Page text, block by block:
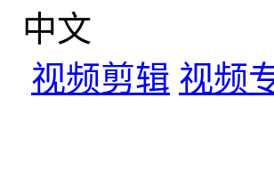
中文
视频剪辑 视频